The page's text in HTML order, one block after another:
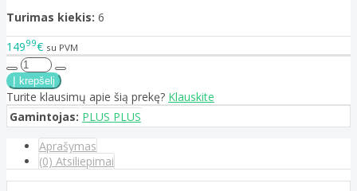
Turimas kiekis: 6
14999€ su PVM
Turite klausimų apie šią prekę? Klauskite
Gamintojas: PLUS PLUS
Aprašymas
(0) Atsiliepimai